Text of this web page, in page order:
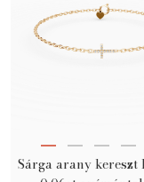
Sárga arany kereszt